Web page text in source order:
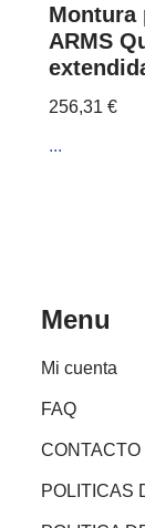
Montura
ARMS
256,31€
...
Menu
Mi cuenta
FAQ
CONTACTO
POLITICAS